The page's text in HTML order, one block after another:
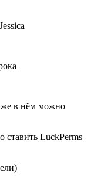
в нём можно
ставить LuckPerms